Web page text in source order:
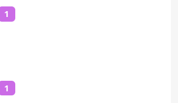
1
1